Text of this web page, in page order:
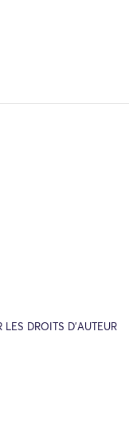
DROITS D’AUTEUR